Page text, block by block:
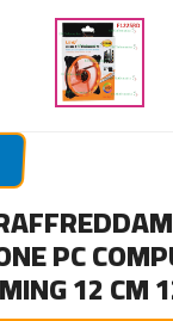
PC
12 CM